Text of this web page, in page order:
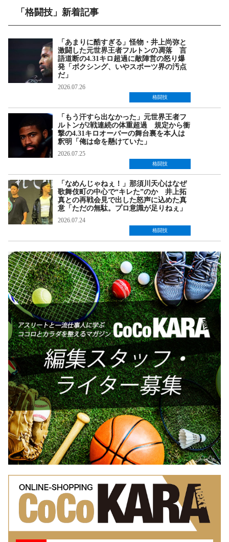
「格闘技」新着記事
「あまりに酷すぎる」怪物・井上尚弥と
激闘した元世界王者フルトンの凋落 言
語道断の4.31キロ超過に敵陣営の怒り爆
発「ボクシング、いやスポーツ界の汚点
だ」
2026.07.26
格闘技
「もう汗すら出なかった」元世界王者フ
ルトンが2戦連続の体重超過 規定から衝
撃の4.31キロオーバーの舞台裏を本人は
釈明「俺は命を懸けていた」
2026.07.25
格闘技
「なめんじゃねぇ！」那須川天心はなぜ
歌舞伎町の中心で“キレた”のか 井上拓
真との再戦会見で出した怒声に込めた真
意「ただの無駄。プロ意識が足りねぇ」
2026.07.24
格闘技